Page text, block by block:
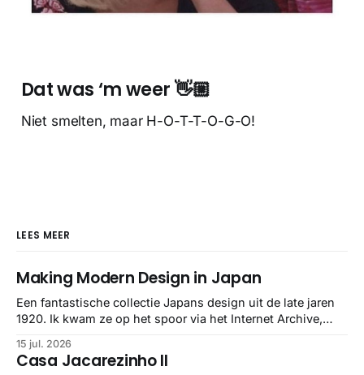
Dat was ‘m weer 👋🏼
Niet smelten, maar H-O-T-T-O-G-O!
LEES MEER
Making Modern Design in Japan
Een fantastische collectie Japans design uit de late jaren
1920. Ik kwam ze op het spoor via het Internet Archive,
gebundeld in een: boek ✨ Daarin hebben ze alle scans een
stuk netter getrokken, maar op deze manier vind ik ze er
15 jul. 2026
Casa Jacarezinho II